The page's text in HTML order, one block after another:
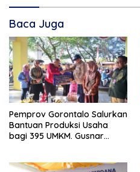
Baca Juga
Pemprov Gorontalo Salurkan
Bantuan Produksi Usaha
bagi 395 UMKM. Gusnar
Bukan Konsumsi